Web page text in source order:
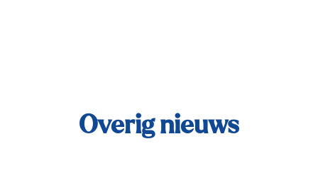
Overig nieuws